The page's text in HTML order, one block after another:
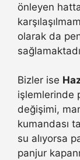
önleyen
olarak da
Bizler ise
işlemlerinde
değişimi,
kumandası
su alıyorsa
panjur